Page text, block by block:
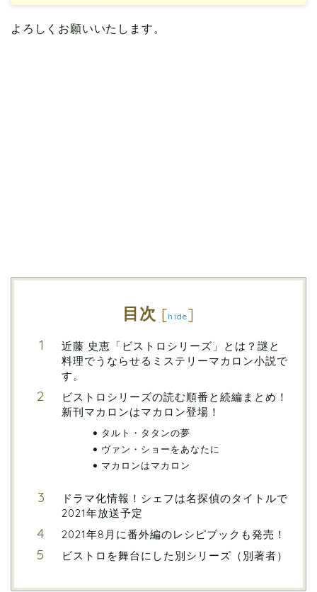
よろしくお願いいたします。
目次 [hide]
近藤 史恵「ビストロシリーズ」とは？謎と
料理でうならせるミステリーマカロン小説で
す。
ビストロシリーズの読む順番と続編まとめ！
新刊マカロンはマカロン登場！
タルト・タタンの夢
ヴァン・ショーをあなたに
マカロンはマカロン
ドラマ化情報！シェフは名探偵のタイトルで
2021年放送予定
2021年8月に番外編のレシピブックも発売！
ビストロを舞台にした別シリーズ（別著者）